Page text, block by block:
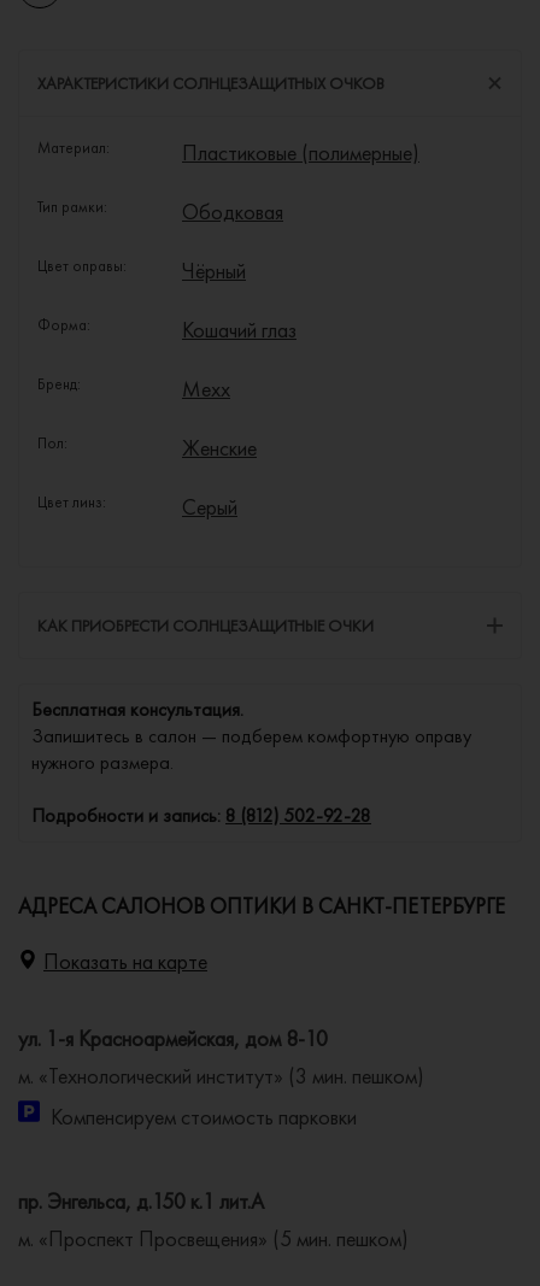
ХАРАКТЕРИСТИКИ СОЛНЦЕЗАЩИТНЫХ ОЧКОВ
Материал: Пластиковые (полимерные)
Тип рамки: Ободковая
Цвет оправы: Чёрный
Форма: Кошачий глаз
Бренд: Mexx
Пол: Женские
Цвет линз: Серый
КАК ПРИОБРЕСТИ СОЛНЦЕЗАЩИТНЫЕ ОЧКИ
Бесплатная консультация.
Запишитесь в салон — подберем комфортную оправу
нужного размера.
Подробности и запись: 8 (812) 502-92-28
АДРЕСА САЛОНОВ ОПТИКИ В САНКТ-ПЕТЕРБУРГЕ
Показать на карте
ул. 1-я Красноармейская, дом 8-10
м. «Технологический институт» (3 мин. пешком)
Компенсируем стоимость парковки
пр. Энгельса, д.150 к.1 лит.А
м. «Проспект Просвещения» (5 мин. пешком)